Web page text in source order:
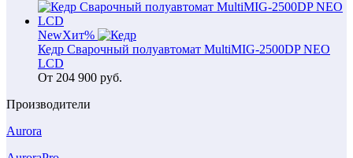
NewХит%
Кедр Сварочный полуавтомат MultiMIG-2500DP NEO
LCD
От 204 900 руб.
Производители
Aurora